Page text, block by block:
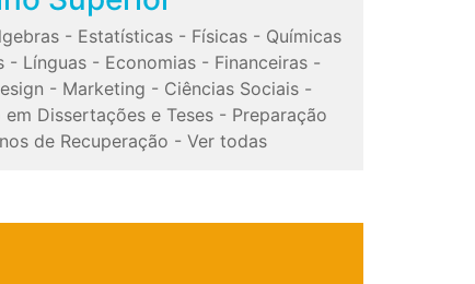
- Estatísticas- Físicas- Químicas
- Línguas - Economias - Financeiras -
- Marketing - Ciências Sociais-
em Dissertações e Teses - Preparação
de Recuperação - Ver todas